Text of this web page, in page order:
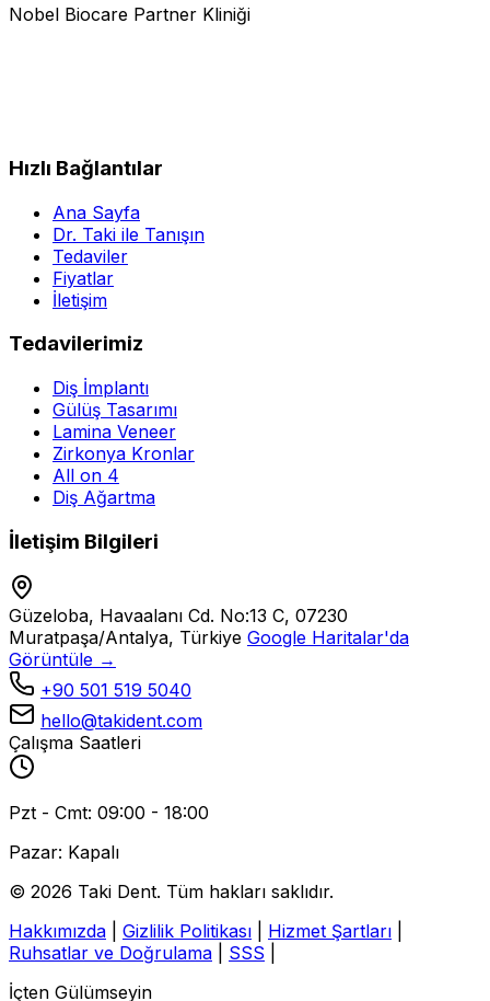
Nobel Biocare Partner Kliniği
Hızlı Bağlantılar
Ana Sayfa
Dr. Taki ile Tanışın
Tedaviler
Fiyatlar
İletişim
Tedavilerimiz
Diş İmplantı
Gülüş Tasarımı
Lamina Veneer
Zirkonya Kronlar
All on 4
Diş Ağartma
İletişim Bilgileri
Güzeloba, Havaalanı Cd. No:13 C, 07230
Muratpaşa/Antalya, Türkiye Google Haritalar'da
Görüntüle →
+90 501 519 5040
hello@takident.com
Çalışma Saatleri
Pzt - Cmt: 09:00 - 18:00
Pazar: Kapalı
© 2026 Taki Dent. Tüm hakları saklıdır.
Hakkımızda
Gizlilik Politikası Hizmet Şartları
Ruhsatlar ve Doğrulama
SSS
İçten Gülümseyin